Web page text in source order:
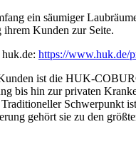
ein säumiger
Kunden zur Seite.
https://www.huk.de/
ist die HUK-
bis hin zur privaten
Schwerpunkt
gehört sie zu den